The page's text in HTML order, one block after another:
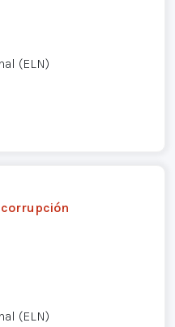
(ELN)
(ELN)